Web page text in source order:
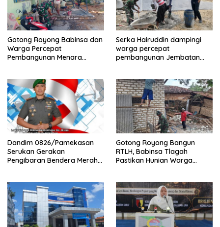
Gotong Royong Babinsa dan
Warga Percepat
Pembangunan Menara
Serka Hairuddin dampingi
warga percepat
pembangunan Jembatan
Dandim 0826/Pamekasan
Serukan Gerakan
Pengibaran Bendera Merah
Gotong Royong Bangun
RTLH, Babinsa Tlagah
Pastikan Hunian Warga